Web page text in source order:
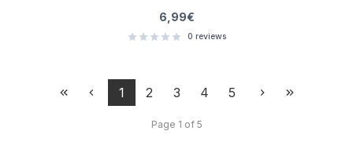
6,99€
0 reviews
1 2 3 4 5
Page 1 of 5